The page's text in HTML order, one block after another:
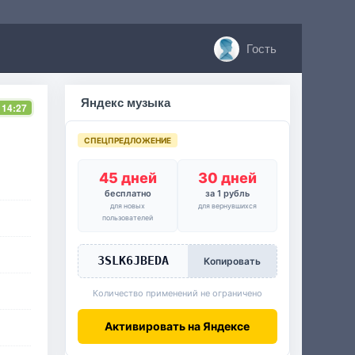
Гость
Яндекс музыка
СПЕЦПРЕДЛОЖЕНИЕ
45 дней
бесплатно
для новых
пользователей
30 дней
за 1 рубль
для вернувшихся
3SLK6JBEDA Копировать
Количество применений не ограничено
Активировать на Яндексе